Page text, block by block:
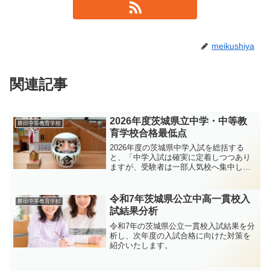
meikushiya
関連記事
勝田中等教育学校
2026年度茨城県立中学・中等教
育学校合格最低点
2026年度の茨城県中学入試を総括する
と、「中学入試は確実に定着しつつあり
ますが、受験者は一部人気校へ集中し、
も、中学受験率が過去最高基準となり、
その流れが茨城県にも及んでいます。
勝田中等教育学校
令和7年茨城県公立中高一貫校入
試結果分析
令和7年の茨城県公立一貫校入試結果を分
析し、次年度の入試合格に向けた対策を
紹介いたします。